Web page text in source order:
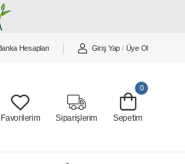
Hesapları Giriş Yap / Üye Ol
Favorilerim Siparişlerim
0
Sepetim